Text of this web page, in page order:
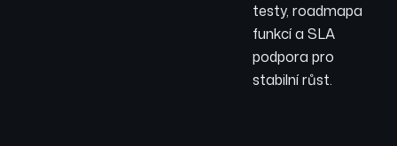
testy, roadmapa
funkcí a SLA
podpora pro
stabilní růst.